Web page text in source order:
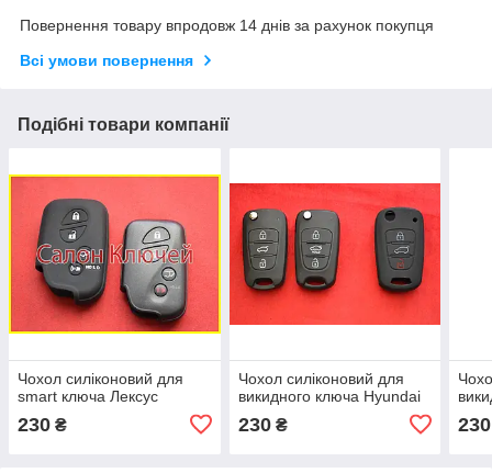
Повернення товару впродовж 14 днів за рахунок покупця
Всі умови повернення
Подібні товари компанії
Чохол силіконовий для
smart ключа Лексус
230 ₴
Чохол силіконовий для
викидного ключа Hyundai
230₴ 230